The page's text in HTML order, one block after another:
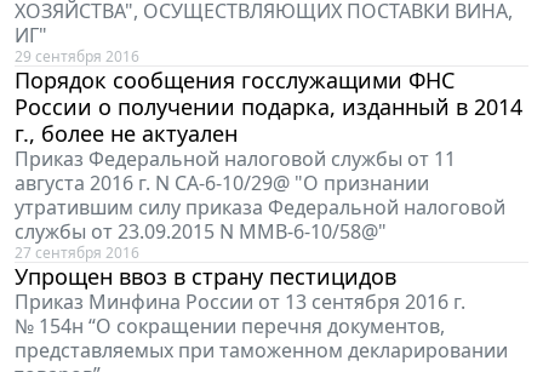
ХОЗЯЙСТВА", ОСУЩЕСТВЛЯЮЩИХ ПОСТАВКИ ВИНА,
ИГ"
29 сентября 2016
Порядок сообщения госслужащими ФНС
России о получении подарка, изданный в 2014
г., более не актуален
Приказ Федеральной налоговой службы от 11
августа 2016 г. N СА-6-10/29@ "О признании
утратившим силу приказа Федеральной налоговой
службы от 23.09.2015 N ММВ-6-10/58@"
27 сентября 2016
Упрощен ввоз в страну пестицидов
Приказ Минфина России от 13 сентября 2016 г.
№ 154н “О сокращении перечня документов,
представляемых при таможенном декларировании